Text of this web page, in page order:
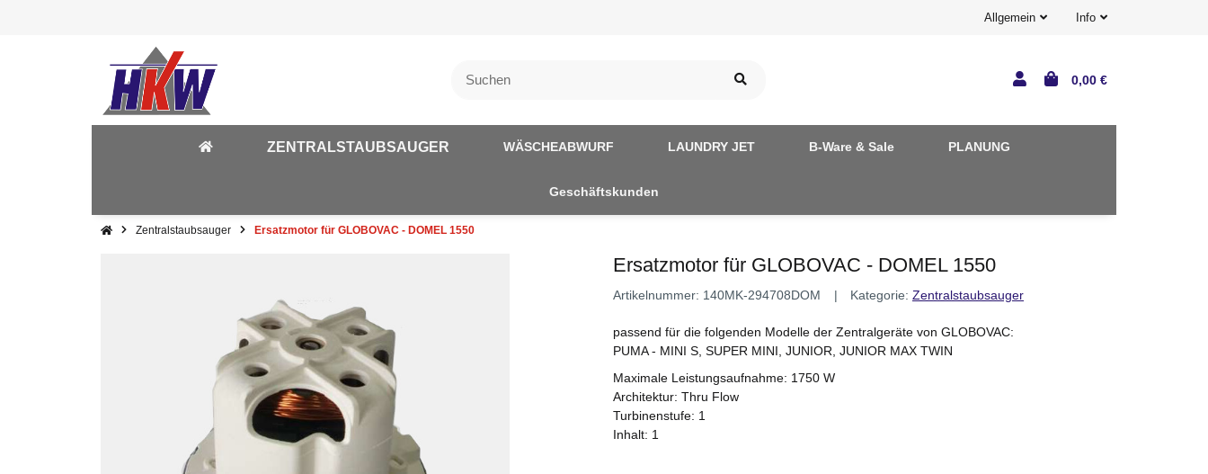
Allgemein Info
0,00 €
ZENTRALSTAUBSAUGER WÄSCHEABWURF LAUNDRY JET B-Ware & Sale PLANUNG
Geschäftskunden
Zentralstaubsauger Ersatzmotor für GLOBOVAC - DOMEL 1550
Ersatzmotor für GLOBOVAC - DOMEL 1550
Artikelnummer: 140MK-294708DOM Kategorie: Zentralstaubsauger
passend für die folgenden Modelle der Zentralgeräte von GLOBOVAC:
PUMA - MINI S, SUPER MINI, JUNIOR, JUNIOR MAX TWIN
Maximale Leistungsaufnahme: 1750 W
Architektur: Thru Flow
Turbinenstufe: 1
Inhalt: 1